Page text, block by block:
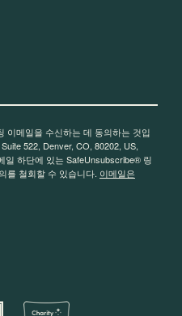
이메일을 수신하는 데 동의하는 것입
522, Denver, CO, 80202, US,
일 하단에 있는 SafeUnsubscribe® 링
를 철회할 수 있습니다. 이메일은